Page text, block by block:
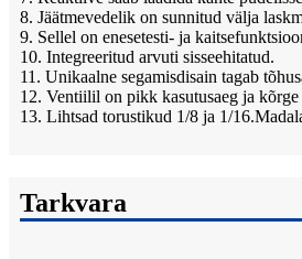
8. Jäätmevedelik on sunnitud välja
9. Sellel on enesetesti- ja
10. Integreeritud arvuti sisseehitatud.
11. Unikaalne segamisdisain tagab
12. Ventiilil on pikk kasutusaeg ja kõrge
13. Lihtsad torustikud 1/8 ja 1/
Tarkvara